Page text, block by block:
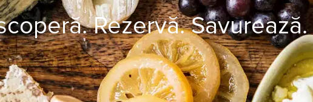
Rezervă. Savurează.